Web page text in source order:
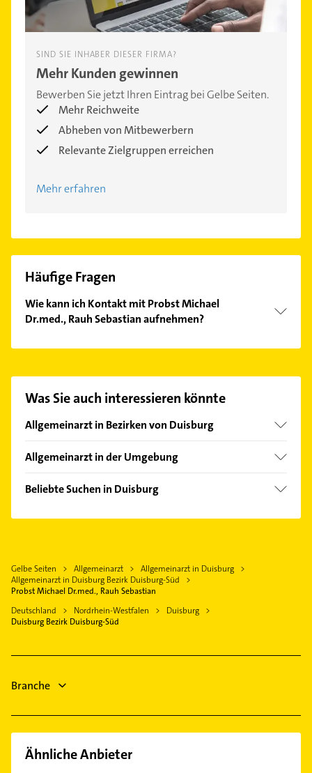
SIND SIE INHABER DIESER FIRMA?
Mehr Kunden gewinnen
Bewerben Sie jetzt Ihren Eintrag bei Gelbe Seiten.
Mehr Reichweite
Abheben von Mitbewerbern
Relevante Zielgruppen erreichen
Mehr erfahren
Häufige Fragen
Wie kann ich Kontakt mit Probst Michael
Dr.med., Rauh Sebastian aufnehmen?
passenden Kontaktmöglichkeiten wie Adresse oder
Hier finden Sie alleKontaktdaten
Was Sie auch interessieren könnte
Allgemeinarzt in Bezirken von Duisburg
Bezirk Duisburg-Mitte
Bezirk Homberg
Allgemeinarzt in der Umgebung
Ratingen
Meerbusch
Oberhausen Rheinland
Moers
Mettmann
Beliebte Suchen in Duisburg
Logopädie
Dachdecker
Zahnarzt
Elektroinstallation
Putzfrau
Gelbe Seiten Allgemeinarzt
Allgemeinarzt in Duisburg
Allgemeinarzt in Duisburg Bezirk Duisburg-Süd
Probst Michael Dr.med., Rauh Sebastian
Deutschland
Nordrhein-Westfalen
Duisburg
Duisburg Bezirk Duisburg-Süd
Branche
Ähnliche Anbieter